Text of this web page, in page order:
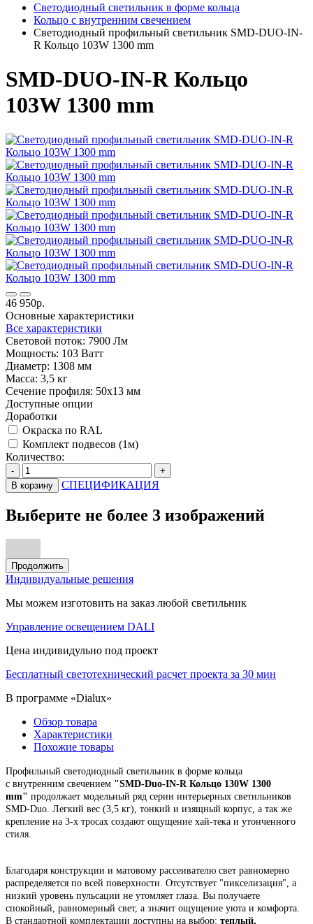
Светодиодный светильник в форме кольца
Кольцо с внутренним свечением
Светодиодный профильный светильник SMD-DUO-IN-
R Кольцо 103W 1300 mm
SMD-DUO-IN-R Кольцо
103W 1300 mm
46 950р.
Основные характеристики
Все характеристики
Световой поток: 7900 Лм
Мощность: 103 Ватт
Диаметр: 1308 мм
Масса: 3,5 кг
Сечение профиля: 50х13 мм
Доступные опции
Доработки
Окраска по RAL
Комплект подвесов (1м)
Количество:
-
+
В корзину
СПЕЦИФИКАЦИЯ
Выберите не более 3 изображений
Продолжить
Индивидуальные решения
Мы можем изготовить на заказ любой светильник
Управление освещением DALI
Цена индивидульно под проект
Бесплатный светотехнический расчет проекта за 30 мин
В программе «Dialux»
Обзор товара
Характеристики
Похожие товары
Профильный светодиодный светильник в форме кольца
с внутренним свечением "SMD-Duo-IN-R Кольцо 130W 1300
mm" продолжает модельный ряд серии интерьерных светильников
SMD-Duo. Легкий вес (3,5 кг), тонкий и изящный корпус, а так же
крепление на 3-х тросах создают ощущение хай-тека и утонченного
стиля.
Благодаря конструкции и матовому рассеивателю свет равномерно
распределяется по всей поверхности. Отсутствует "пикселизация", а
низкий уровень пульсации не утомляет глаза. Вы получаете
спокойный, равномерный свет, а значит ощущение уюта и комфорта.
В стандартной комплектации доступны на выбор: теплый,